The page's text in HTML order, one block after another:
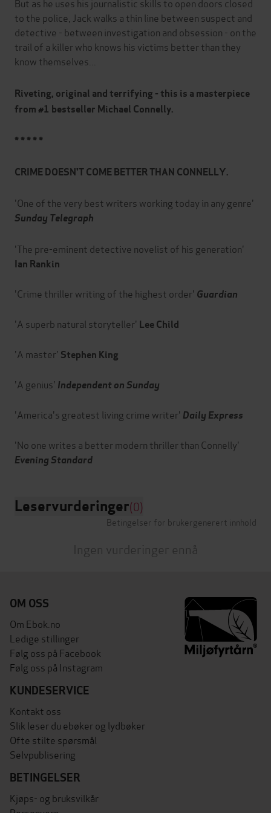
But as he uses his journalistic skills to open doors closed
to the police, Jack walks a thin line between suspect and
detective - between investigation and obsession - on the
trail of a killer who knows his victims better than they
know themselves...
Riveting, original and terrifying - this is a masterpiece
from #1 bestseller Michael Connelly.
* * * * *
CRIME DOESN'T COME BETTER THAN CONNELLY.
'One of the very best writers working today in any genre'
Sunday Telegraph
'The pre-eminent detective novelist of his generation'
Ian Rankin
'Crime thriller writing of the highest order' Guardian
'A superb natural storyteller' Lee Child
'A master' Stephen King
'A genius' Independent on Sunday
'America's greatest living crime writer' Daily Express
'No one writes a better modern thriller than Connelly'
Evening Standard
Leservurderinger(0)
Betingelser for brukergenerert innhold
Ingen vurderinger ennå
OM OSS
Om Ebok.no
Ledige stillinger
Følg oss på Facebook
Følg oss på Instagram
KUNDESERVICE
Kontakt oss
Slik leser du ebøker og lydbøker
Ofte stilte spørsmål
Selvpublisering
BETINGELSER
Kjøps- og bruksvilkår